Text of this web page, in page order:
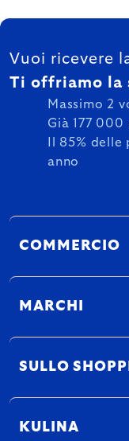
FOOTER
Vuoi ricevere
Ti offriamo la
Massimo 2
Già 177 000
Il 85%
anno
COMMERCIO
MARCHI
SULLO
KULINA